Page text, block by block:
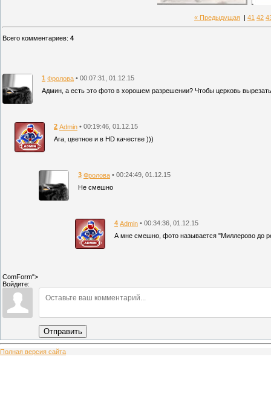
« Предыдущая 41 42
Всего комментариев: 4
1 Фролова • 00:07:31, 01.12.15
Админ, а есть это фото в хорошем разрешении? Чтобы церковь
2 Admin • 00:19:46, 01.12.15
Ага, цветное и в HD качестве )))
3 Фролова • 00:24:49, 01.12.15
Не смешно
4 Admin • 00:34:36, 01.12.15
А мне смешно, фото называется "Миллерово до
ComForm">
Войдите:
Отправить
Полная версия сайта